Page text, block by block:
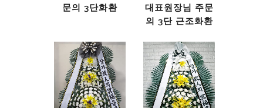
문의 3단화환
대표원장님 주문
의 3단 근조화환